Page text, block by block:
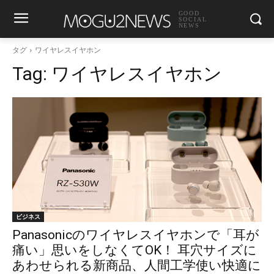
GOOD
SOCIAL
NEWS
タグ ワイヤレスイヤホン
Tag: ワイヤレスイヤホン
ビジネス
Panasonicのワイヤレスイヤホンで「耳が
痛い」思いをしなくてOK！ 耳穴サイズに
あわせられる新商品、人間工学使い快適に